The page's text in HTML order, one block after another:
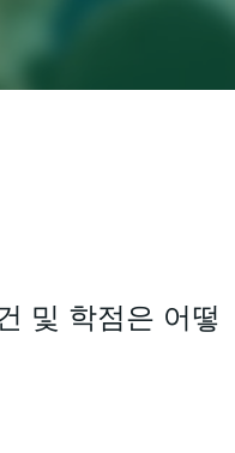
및 학점은 어떻